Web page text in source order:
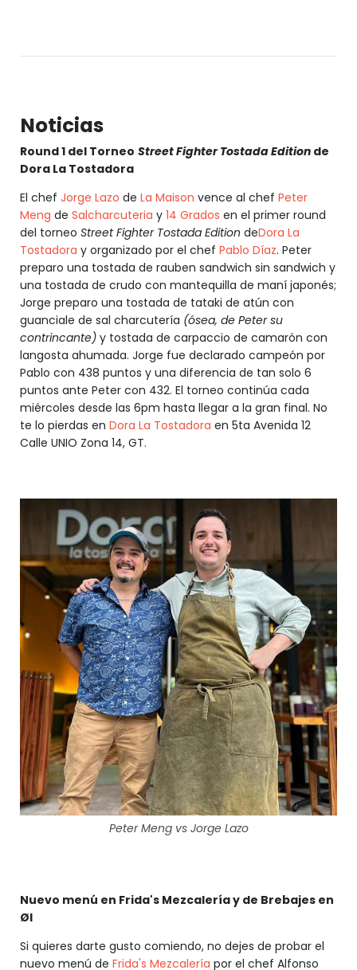
Noticias
Round 1 del Torneo Street Fighter Tostada Edition de
Dora La Tostadora
El chef Jorge Lazo de La Maison vence al chef Peter
Meng de Salcharcuteria y 14 Grados en el primer round
del torneo Street Fighter Tostada Edition deDora La
Tostadora y organizado por el chef Pablo Díaz. Peter
preparo una tostada de rauben sandwich sin sandwich y
una tostada de crudo con mantequilla de maní japonés;
Jorge preparo una tostada de tataki de atún con
guanciale de sal charcutería (ósea, de Peter su
contrincante) y tostada de carpaccio de camarón con
langosta ahumada. Jorge fue declarado campeón por
Pablo con 438 puntos y una diferencia de tan solo 6
puntos ante Peter con 432. El torneo continúa cada
miércoles desde las 6pm hasta llegar a la gran final. No
te lo pierdas en Dora La Tostadora en 5ta Avenida 12
Calle UNIO Zona 14, GT.
Peter Meng vs Jorge Lazo
Nuevo menú en Frida's Mezcalería y de Brebajes en
Øl
Si quieres darte gusto comiendo, no dejes de probar el
nuevo menú de Frida's Mezcalería por el chef Alfonso